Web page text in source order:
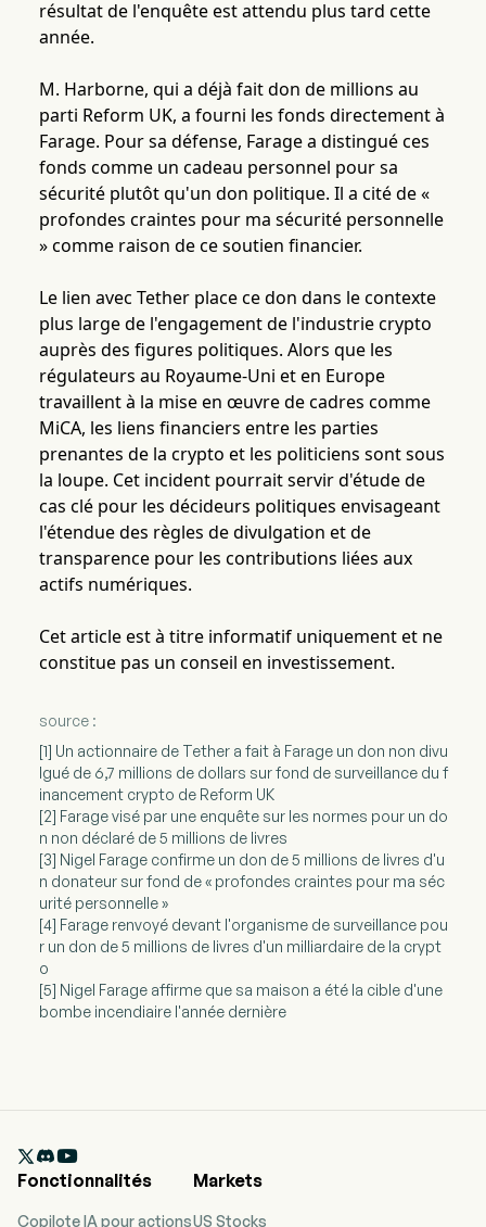
résultat de l'enquête est attendu plus tard cette
année.
M. Harborne, qui a déjà fait don de millions au
parti Reform UK, a fourni les fonds directement à
Farage. Pour sa défense, Farage a distingué ces
fonds comme un cadeau personnel pour sa
sécurité plutôt qu'un don politique. Il a cité de «
profondes craintes pour ma sécurité personnelle
» comme raison de ce soutien financier.
Le lien avec Tether place ce don dans le contexte
plus large de l'engagement de l'industrie crypto
auprès des figures politiques. Alors que les
régulateurs au Royaume-Uni et en Europe
travaillent à la mise en œuvre de cadres comme
MiCA, les liens financiers entre les parties
prenantes de la crypto et les politiciens sont sous
la loupe. Cet incident pourrait servir d'étude de
cas clé pour les décideurs politiques envisageant
l'étendue des règles de divulgation et de
transparence pour les contributions liées aux
actifs numériques.
Cet article est à titre informatif uniquement et ne
constitue pas un conseil en investissement.
source :
[1] Un actionnaire de Tether a fait à Farage un don non divu
lgué de 6,7 millions de dollars sur fond de surveillance du f
inancement crypto de Reform UK
[2] Farage visé par une enquête sur les normes pour un do
n non déclaré de 5 millions de livres
[3] Nigel Farage confirme un don de 5 millions de livres d'u
n donateur sur fond de « profondes craintes pour ma séc
urité personnelle »
[4] Farage renvoyé devant l'organisme de surveillance pou
r un don de 5 millions de livres d'un milliardaire de la crypt
o
[5] Nigel Farage affirme que sa maison a été la cible d'une
bombe incendiaire l'année dernière

Fonctionnalités
Copilote IA pour actions
Markets
US Stocks